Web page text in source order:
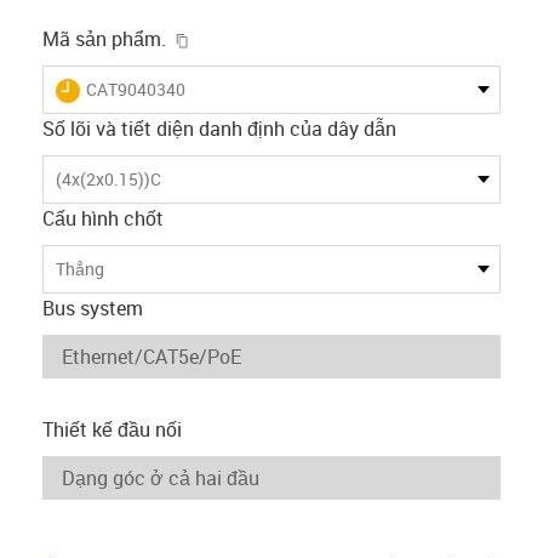
Mã sản phẩm.
igus-icon-lieferzeit
CAT9040340
Số lõi và tiết diện danh định của dây dẫn
(4x(2x0.15))C
Cấu hình chốt
Thẳng
Bus system
Thiết kế đầu nối